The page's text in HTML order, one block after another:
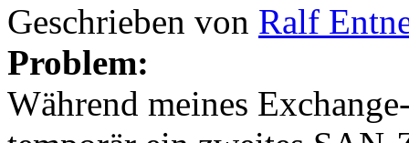
Geschrieben von Ralf
Problem:
Während meines